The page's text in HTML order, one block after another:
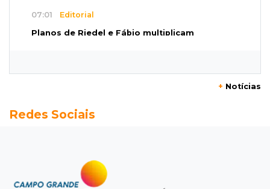
07:01 Editorial
Planos de Riedel e Fábio multiplicam
homenagem aos pais
Resumão
Fluminense segura Botafogo no clássico e
+ Notícias
Redes Sociais